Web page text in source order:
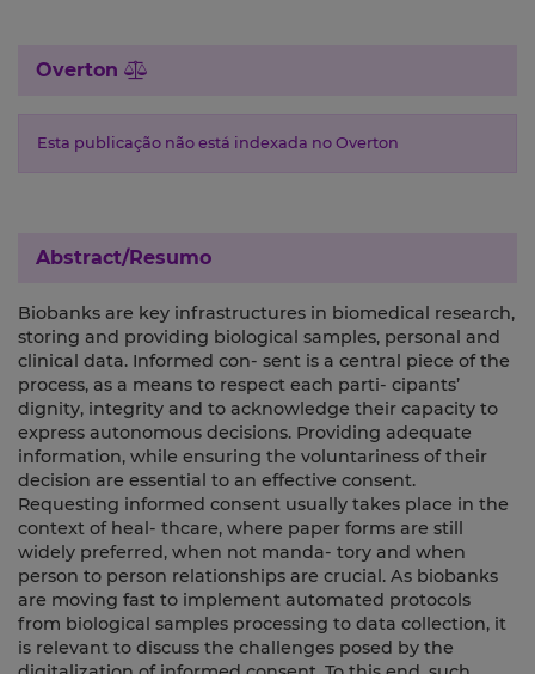
Overton
Esta publicação não está indexada no Overton
Abstract/Resumo
Biobanks are key infrastructures in biomedical research,
storing and providing biological samples, personal and
clinical data. Informed con- sent is a central piece of the
process, as a means to respect each parti- cipants’
dignity, integrity and to acknowledge their capacity to
express autonomous decisions. Providing adequate
information, while ensuring the voluntariness of their
decision are essential to an effective consent.
Requesting informed consent usually takes place in the
context of heal- thcare, where paper forms are still
widely preferred, when not manda- tory and when
person to person relationships are crucial. As biobanks
are moving fast to implement automated protocols
from biological samples processing to data collection, it
is relevant to discuss the challenges posed by the